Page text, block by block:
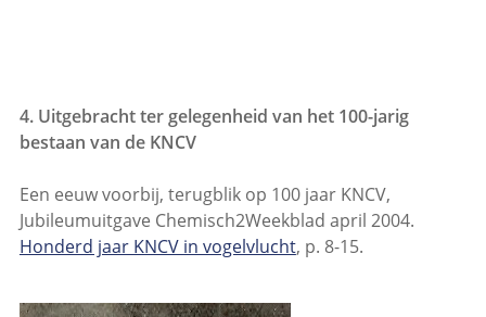
4. Uitgebracht ter gelegenheid van het 100-jarig
bestaan van de KNCV
Een eeuw voorbij, terugblik op 100 jaar KNCV,
Jubileumuitgave Chemisch2Weekblad april 2004.
Honderd jaar KNCV in vogelvlucht, p. 8-15.